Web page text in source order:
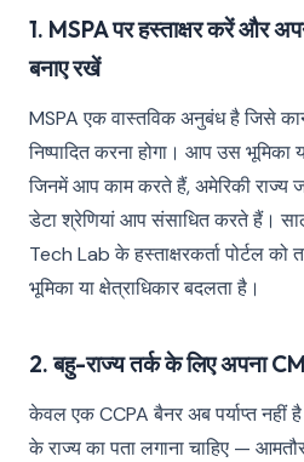
1. MSPA पर हस्ताक्षर करें और
बनाए रखें
MSPA एक वास्तविक अनुबंध है जिसे
निष्पादित करना होगा। आप उस
जिनमें आप काम करते हैं, अमेरिकी राज्य
डेटा श्रेणियां आप संसाधित करते हैं।
Tech Lab के हस्ताक्षरकर्ता पोर्टल
भूमिका या क्षेत्राधिकार बदलता है।
2. बहु-राज्य तर्क के लिए अपना
केवल एक CCPA बैनर अब पर्याप्त नहीं
के राज्य का पता लगाना चाहिए —